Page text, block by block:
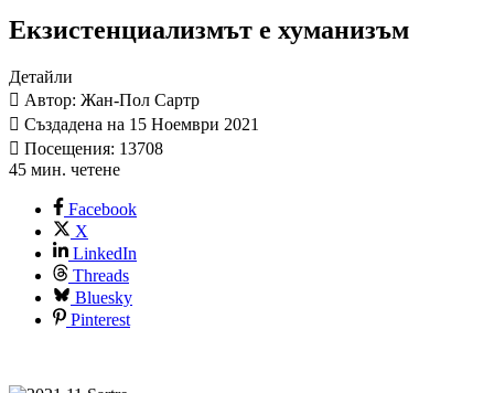
Екзистенциализмът е хуманизъм
Детайли
Автор: Жан-Пол Сартр
Създадена на 15 Ноември 2021
Посещения: 13708
45 мин. четене
Facebook
X
LinkedIn
Threads
Bluesky
Pinterest